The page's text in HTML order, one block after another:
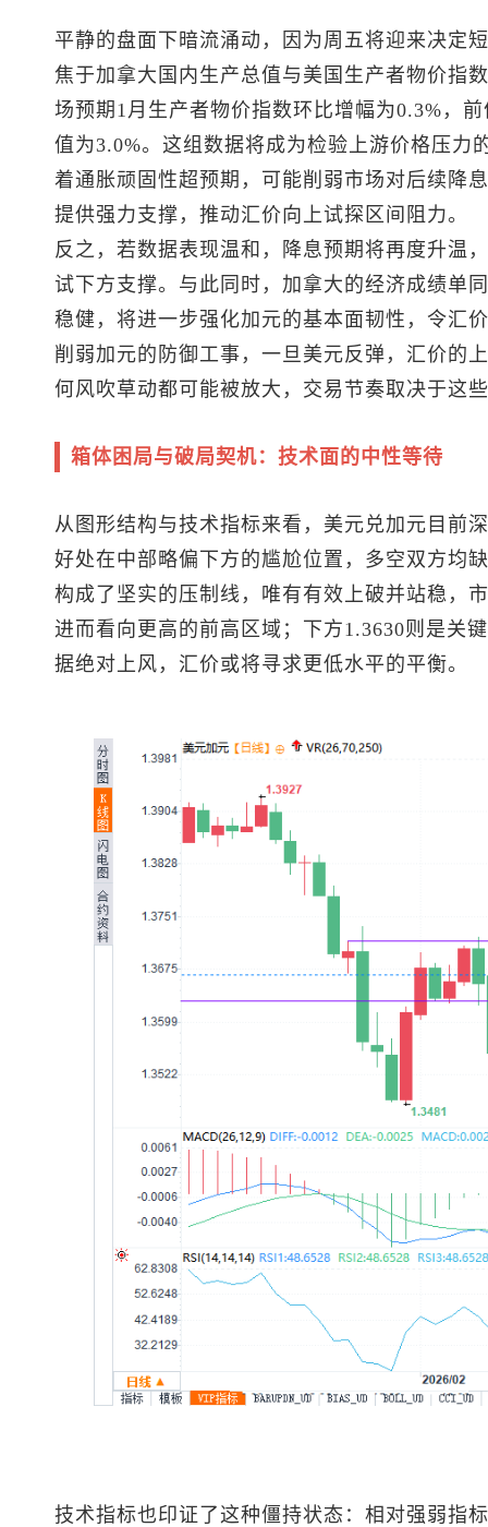
平静的盘面下暗流涌动，因为周五将迎来决定
焦于加拿大国内生产总值与美国生产者物价指
场预期1月生产者物价指数环比增幅为0.3%，
值为3.0%。这组数据将成为检验上游价格压力
着通胀顽固性超预期，可能削弱市场对后续降
提供强力支撑，推动汇价向上试探区间阻力。
反之，若数据表现温和，降息预期将再度升温
试下方支撑。与此同时，加拿大的经济成绩单
稳健，将进一步强化加元的基本面韧性，令汇
削弱加元的防御工事，一旦美元反弹，汇价的
何风吹草动都可能被放大，交易节奏取决于这
箱体困局与破局契机：技术面的中性等待
从图形结构与技术指标来看， 美元兑加元 目前
好处在中部略偏下方的尴尬位置，多空双方均
构成了坚实的压制线，唯有有效上破并站稳，
进而看向更高的前高区域；下方1.3630则是关
据绝对上风，汇价或将寻求更低水平的平衡。
技术指标也印证了这种僵持状态：相对强弱指